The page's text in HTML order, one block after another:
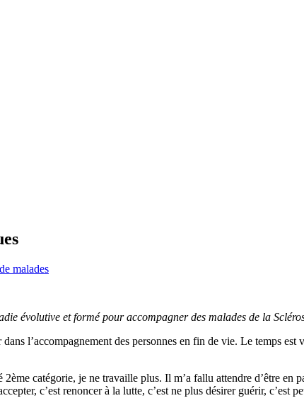
malades
évolutive et formé pour accompagner des malades de la
l’accompagnement des personnes en fin de vie. Le temps
catégorie, je ne travaille plus. Il m’a fallu attendre d’être
c’est renoncer à la lutte, c’est ne plus désirer guérir, c’est